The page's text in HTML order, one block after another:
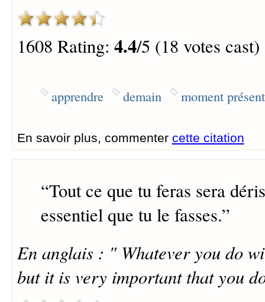
1608 Rating: 4.4/5 (18 votes cast)
apprendre demain moment présent
En savoir plus, commenter cette citation
“Tout ce que tu feras sera
essentiel que tu le fasses.”
En anglais : " Whatever you do
but it is very important that you